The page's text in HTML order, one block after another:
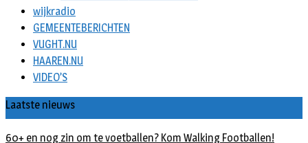
wijkradio
GEMEENTEBERICHTEN
VUGHT.NU
HAAREN.NU
VIDEO’S
Laatste nieuws
60+ en nog zin om te voetballen? Kom Walking Footballen!